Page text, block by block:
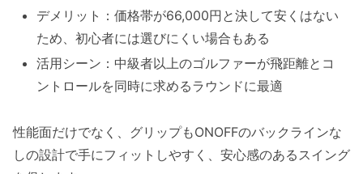
デメリット：価格帯が66,000円と決して安くはない
ため、初心者には選びにくい場合もある
活用シーン：中級者以上のゴルファーが飛距離とコ
ントロールを同時に求めるラウンドに最適
性能面だけでなく、グリップもONOFFのバックラインな
しの設計で手にフィットしやすく、安心感のあるスイング